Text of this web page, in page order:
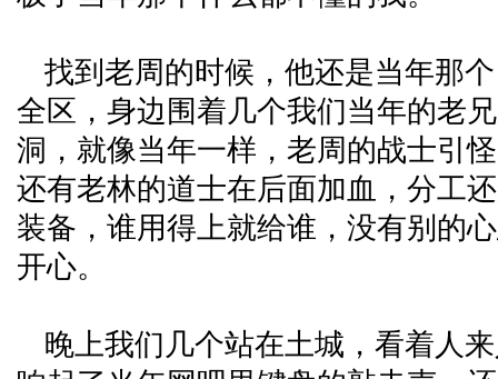
找到老周的时候，他还是当年那
全区，身边围着几个我们当年的老
洞，就像当年一样，老周的战士引
还有老林的道士在后面加血，分工
装备，谁用得上就给谁，没有别的
开心。
晚上我们几个站在土城，看着人